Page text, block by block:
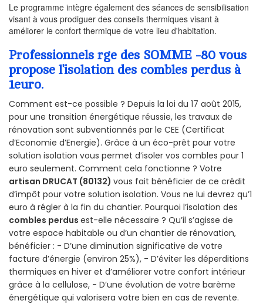
Le programme intègre également des séances de sensibilisation
visant à vous prodiguer des conseils thermiques visant à
améliorer le confort thermique de votre lieu d'habitation.
Professionnels rge des SOMME -80 vous
propose l’isolation des combles perdus à
1euro.
Comment est-ce possible ? Depuis la loi du 17 août 2015,
pour une transition énergétique réussie, les travaux de
rénovation sont subventionnés par le CEE (Certificat
d’Economie d’Energie). Grâce à un éco-prêt pour votre
solution isolation vous permet d’isoler vos combles pour 1
euro seulement. Comment cela fonctionne ? Votre
artisan DRUCAT (80132) vous fait bénéficier de ce crédit
d’impôt pour votre solution isolation. Vous ne lui devrez qu’1
euro à régler à la fin du chantier. Pourquoi l’isolation des
combles perdus est-elle nécessaire ? Qu’il s’agisse de
votre espace habitable ou d’un chantier de rénovation,
bénéficier : - D’une diminution significative de votre
facture d’énergie (environ 25%), - D’éviter les déperditions
thermiques en hiver et d’améliorer votre confort intérieur
grâce à la cellulose, - D’une évolution de votre barème
énergétique qui valorisera votre bien en cas de revente.